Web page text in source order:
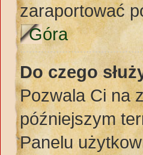
zaraportować
Góra
Do czego
Pozwala Ci na
późniejszym
Panelu